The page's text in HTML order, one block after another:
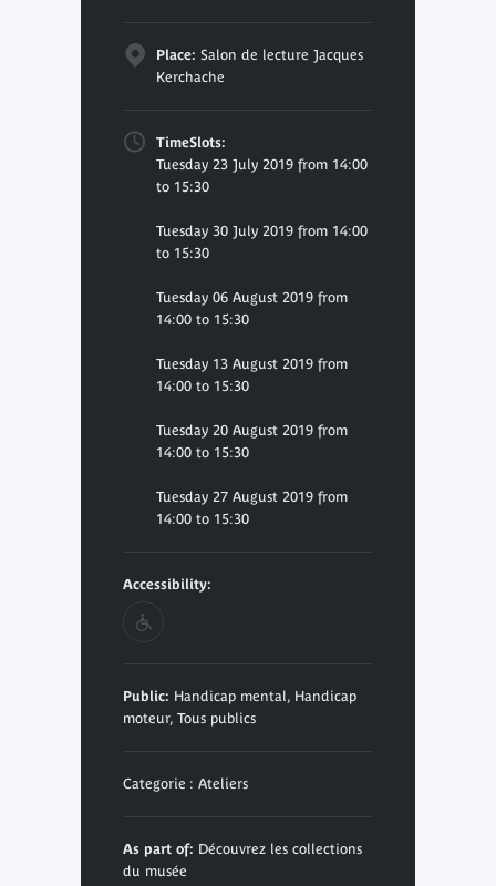
Place: Salon de lecture Jacques
Kerchache
TimeSlots:
Tuesday 23 July 2019 from 14:00
to 15:30
Tuesday 30 July 2019 from 14:00
to 15:30
Tuesday 06 August 2019 from
14:00 to 15:30
Tuesday 13 August 2019 from
14:00 to 15:30
Tuesday 20 August 2019 from
14:00 to 15:30
Tuesday 27 August 2019 from
14:00 to 15:30
Accessibility:
Public: Handicap mental, Handicap
moteur, Tous publics
Categorie : Ateliers
As part of: Découvrez les collections
du musée